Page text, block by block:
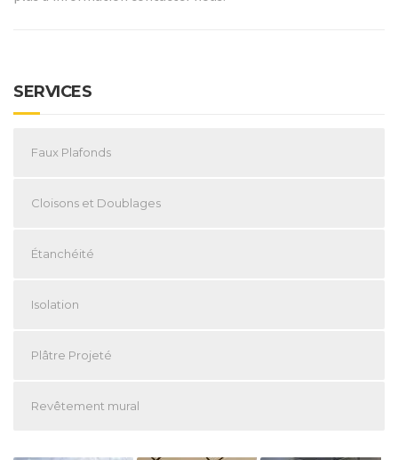
SERVICES
Faux Plafonds
Cloisons et Doublages
Étanchéité
Isolation
Plâtre Projeté
Revêtement mural